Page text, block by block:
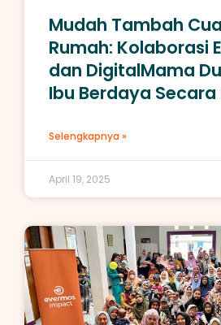
Mudah Tambah
Rumah: Kolaborasi
dan DigitalMama
Ibu Berdaya
Selengkapnya »
April 19, 2025